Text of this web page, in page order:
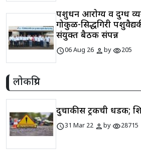
पशुधन आरोग्य व दुग्ध
गोकुळ-सिद्धगिरी
संयुक्त बैठक संपन्न
schedule06 Aug 26 personbyvisibility205
लोकप्रिय
दुचाकीस ट्रकची धडक;
schedule31 Mar 22 personbyvisibility28715